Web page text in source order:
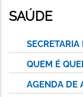
ESTA
PÁGINA
SAÚDE
QUEM É
AGENDA DE